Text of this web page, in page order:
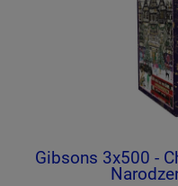
Gibsons 3x500 -